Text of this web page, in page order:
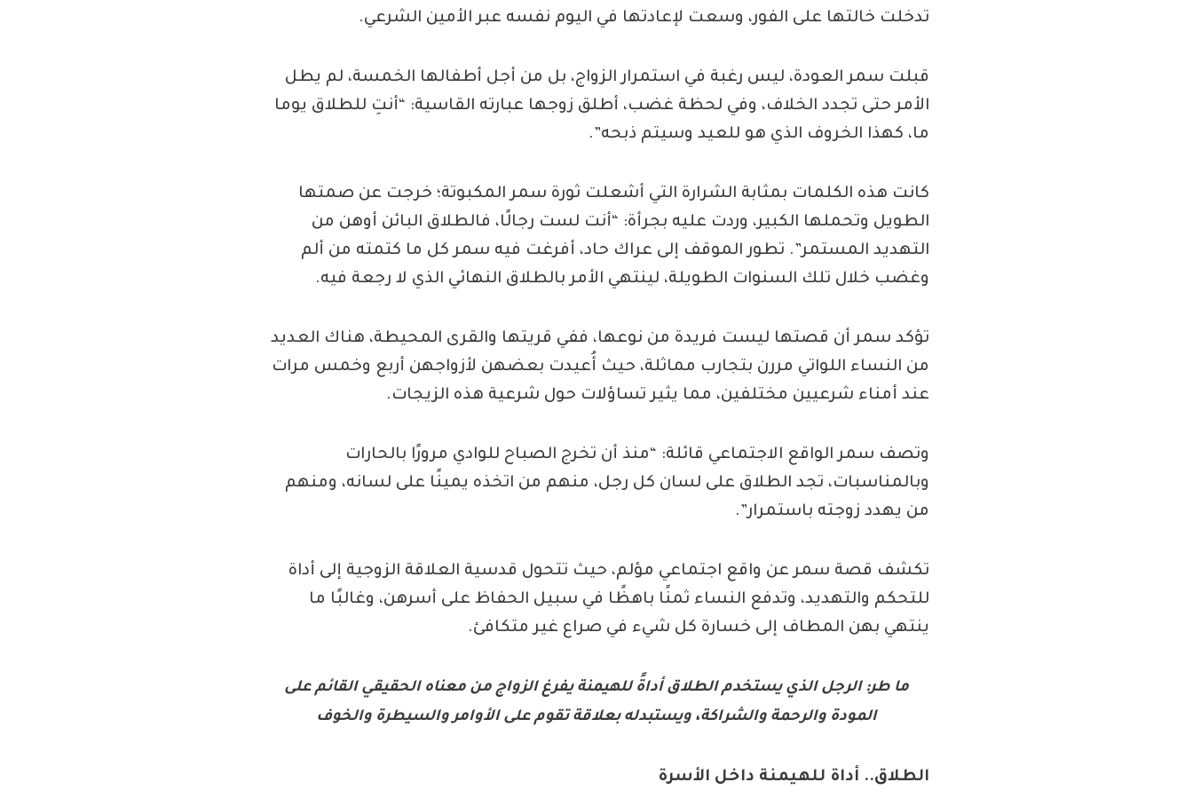
تدخلت خالتها على الفور، وسعت لإعادتها في اليوم نفسه عبر الأمين الشرعي.
قبلت سمر العودة، ليس رغبة في استمرار الزواج، بل من أجل أطفالها الخمسة، لم يطل
الأمر حتى تجدد الخلاف، وفي لحظة غضب، أطلق زوجها عبارته القاسية: “أنتِ للطلاق يوما
ما، كهذا الخروف الذي هو للعيد وسيتم ذبحه”.
كانت هذه الكلمات بمثابة الشرارة التي أشعلت ثورة سمر المكبوتة؛ خرجت عن صمتها
الطويل وتحملها الكبير، وردت عليه بجرأة: “أنت لست رجالًا، فالطلاق البائن أوهن من
التهديد المستمر”. تطور الموقف إلى عراك حاد، أفرغت فيه سمر كل ما كتمته من ألم
وغضب خلال تلك السنوات الطويلة، لينتهي الأمر بالطلاق النهائي الذي لا رجعة فيه.
تؤكد سمر أن قصتها ليست فريدة من نوعها، ففي قريتها والقرى المحيطة، هناك العديد
من النساء اللواتي مررن بتجارب مماثلة، حيث أُعيدت بعضهن لأزواجهن أربع وخمس مرات
عند أمناء شرعيين مختلفين، مما يثير تساؤلات حول شرعية هذه الزيجات.
وتصف سمر الواقع الاجتماعي قائلة: “منذ أن تخرج الصباح للوادي مرورًا بالحارات
وبالمناسبات، تجد الطلاق على لسان كل رجل، منهم من اتخذه يمينًا على لسانه، ومنهم
من يهدد زوجته باستمرار”.
تكشف قصة سمر عن واقع اجتماعي مؤلم، حيث تتحول قدسية العلاقة الزوجية إلى أداة
للتحكم والتهديد، وتدفع النساء ثمنًا باهظًا في سبيل الحفاظ على أسرهن، وغالبًا ما
ينتهي بهن المطاف إلى خسارة كل شيء في صراع غير متكافئ.
ما طر: الرجل الذي يستخدم الطلاق أداةً للهيمنة يفرغ الزواج من معناه الحقيقي القائم على
المودة والرحمة والشراكة، ويستبدله بعلاقة تقوم على الأوامر والسيطرة والخوف
الطلاق.. أداة للهيمنة داخل الأسرة